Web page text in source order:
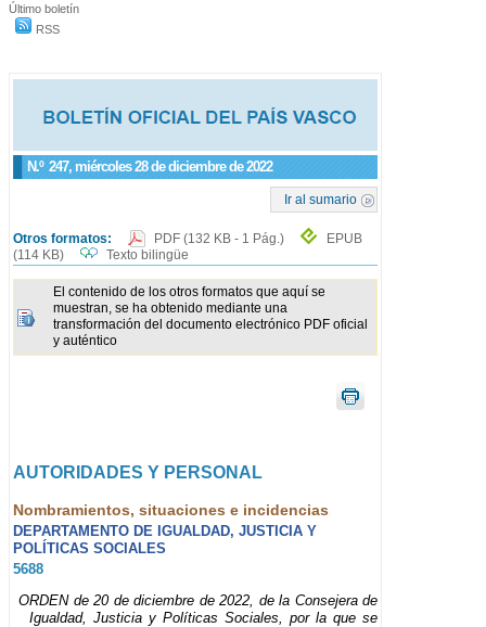
Último boletín
RSS
N.º 247, miércoles 28 de diciembre de 2022
Ir al sumario
Otros formatos: PDF (132 KB - 1 Pág.)
EPUB
(114 KB)
Texto bilingüe
El contenido de los otros formatos que aquí se
muestran, se ha obtenido mediante una
transformación del documento electrónico PDF oficial
y auténtico
AUTORIDADES Y PERSONAL
Nombramientos, situaciones e incidencias
DEPARTAMENTO DE IGUALDAD, JUSTICIA Y
POLÍTICAS SOCIALES
5688
ORDEN de 20 de diciembre de 2022, de la Consejera de
Igualdad, Justicia y Políticas Sociales, por la que se